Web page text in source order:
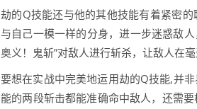
劫的Q技能还与他的其他技能有着紧密
与自己一模一样的分身，进一步迷惑敌
奥义！鬼斩”对敌人进行斩杀，让敌人在
要想在实战中完美地运用劫的Q技能,并
能的两段斩击都能准确命中敌人，还需